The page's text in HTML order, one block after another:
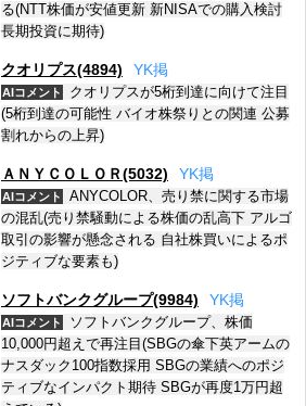
る(NTT株価が安値更新 新NISAでの購入検討
長期投資に期待)
クオリプス(4894) YK掲
AIコメント
クオリプスが5桁到達に向けて注目
(5桁到達の可能性 バイオ株祭りとの関連 公募
割れからの上昇)
ＡＮＹＣＯＬＯＲ(5032) YK掲
AIコメント
ANYCOLOR、売り禁に関する市場
の混乱(売り禁騒動による株価の乱高下 アルゴ
取引の影響が懸念される 自社株買いによるポ
ジティブな要素も)
ソフトバンクグループ(9984) YK掲
AIコメント
ソフトバンクグループ、株価
10,000円超えで再注目(SBGの傘下英アームの
ナスダック100指数採用 SBGの業績へのポジ
ティブなインパクト期待 SBGが再度1万円超